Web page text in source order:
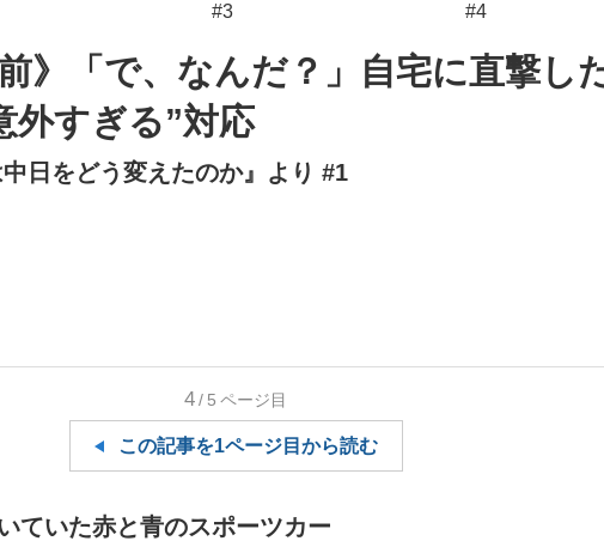
言って…」サッカー日本代表・森保一監督...
#3 #4
》「で、なんだ？」自宅に直撃し
外すぎる”対応
日をどう変えたのか』より #1
4/5 ページ目
この記事を1ページ目から読む
ていた赤と青のスポーツカー